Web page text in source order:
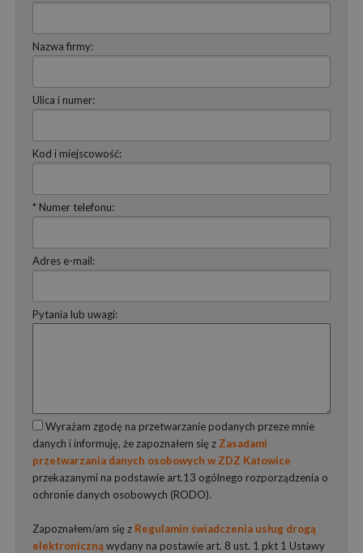
Nazwa firmy:
Ulica i numer:
Kod i miejscowość:
* Numer telefonu:
Adres e-mail:
Pytania lub uwagi:
Wyrażam zgodę na przetwarzanie podanych przeze mnie
danych i informuję, że zapoznałem się z Zasadami
przetwarzania danych osobowych w ZDZ Katowice
przekazanymi na podstawie art.13 ogólnego rozporządzenia o
ochronie danych osobowych (RODO).
Zapoznałem/am się z Regulamin świadczenia usług drogą
elektroniczną wydany na postawie art. 8 ust. 1 pkt 1 Ustawy